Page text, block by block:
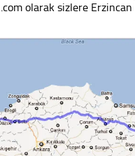
olarak sizlere